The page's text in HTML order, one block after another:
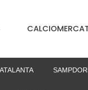
ATALANTA